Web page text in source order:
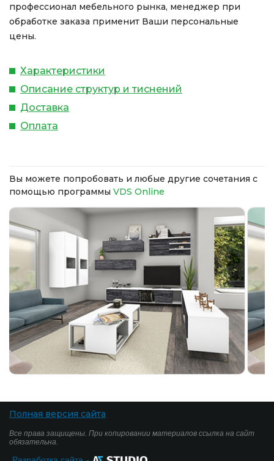
профессионал мебельного рынка, менеджер при
обработке заказа применит Ваши персональные
цены.
Характеристики
Описание структур и тиснений
Доставка
Оплата
Вы можете попробовать и любые другие сочетания с
помощью программы VDS Online
Полная версия сайта
Все права защищены. При копировании материалов ссылка на сайт
обязательна.